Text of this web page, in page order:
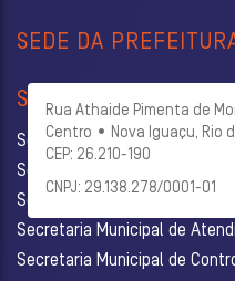
SEDE DA
Rua Athaide Pimenta de
Centro • Nova Iguaçu, Rio
CEP: 26.210-190
CNPJ: 29.138.278/0001-01
SECRETARIAS
Secretaria Municipal de
Secretaria Municipal de
Secretaria Municipal de
Secretaria Municipal de
Secretaria Municipal de